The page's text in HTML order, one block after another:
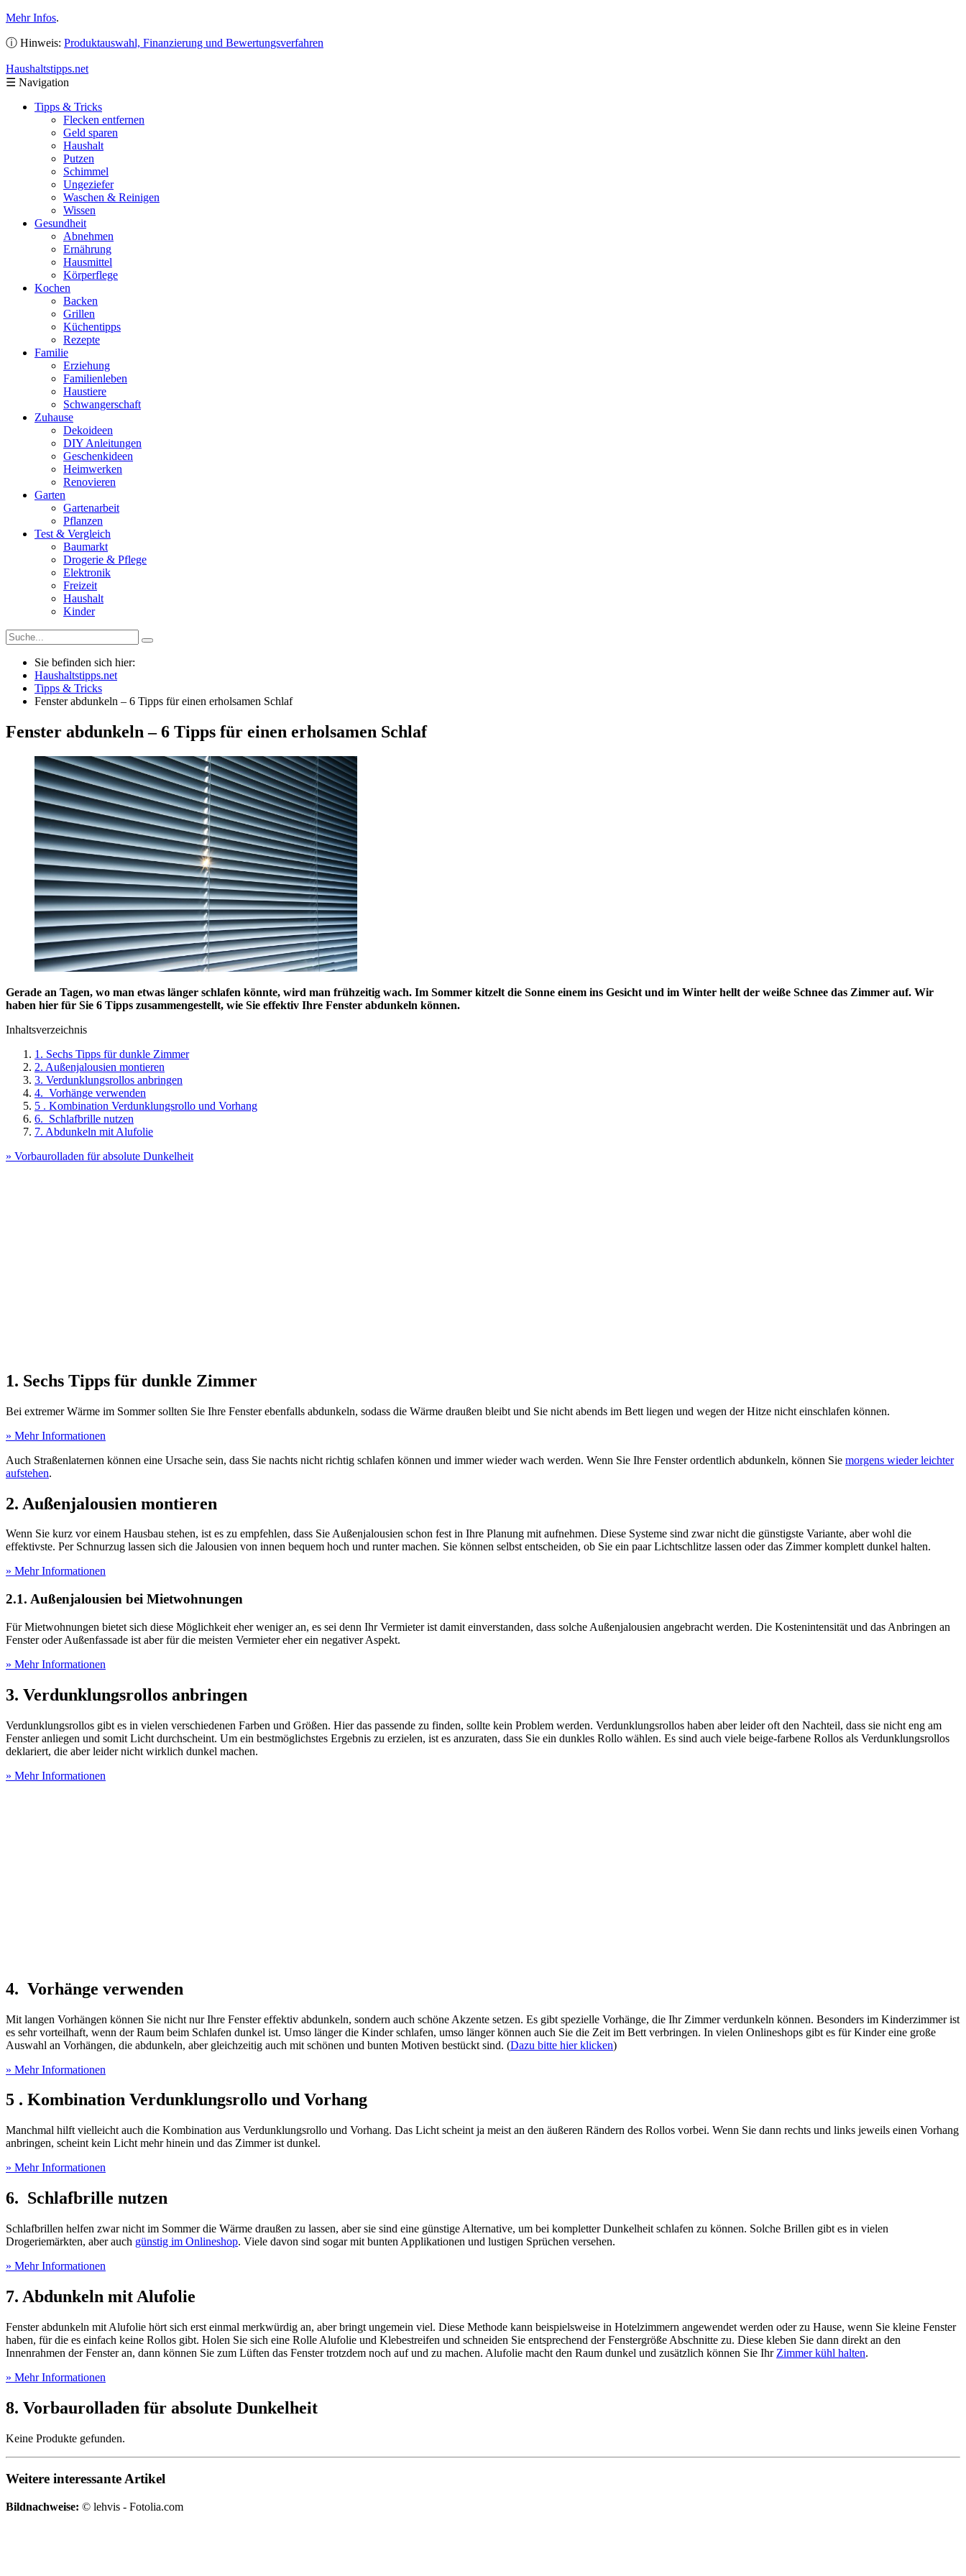
Mehr Infos.
ⓘ Hinweis: Produktauswahl, Finanzierung und Bewertungsverfahren
Haushaltstipps.net
☰ Navigation
Tipps & Tricks
Flecken entfernen
Geld sparen
Haushalt
Putzen
Schimmel
Ungeziefer
Waschen & Reinigen
Wissen
Gesundheit
Abnehmen
Ernährung
Hausmittel
Körperflege
Kochen
Backen
Grillen
Küchentipps
Rezepte
Familie
Erziehung
Familienleben
Haustiere
Schwangerschaft
Zuhause
Dekoideen
DIY Anleitungen
Geschenkideen
Heimwerken
Renovieren
Garten
Gartenarbeit
Pflanzen
Test & Vergleich
Baumarkt
Drogerie & Pflege
Elektronik
Freizeit
Haushalt
Kinder
Sie befinden sich hier:
Haushaltstipps.net
Tipps & Tricks
Fenster abdunkeln – 6 Tipps für einen erholsamen Schlaf
Fenster abdunkeln – 6 Tipps für einen erholsamen Schlaf
Gerade an Tagen, wo man etwas länger schlafen könnte, wird man frühzeitig wach. Im Sommer kitzelt die Sonne einem ins Gesicht und im Winter hellt der weiße Schnee das Zimmer auf. Wir
haben hier für Sie 6 Tipps zusammengestellt, wie Sie effektiv Ihre Fenster abdunkeln können.
Inhaltsverzeichnis
1. Sechs Tipps für dunkle Zimmer
2. Außenjalousien montieren
3. Verdunklungsrollos anbringen
4. Vorhänge verwenden
5 . Kombination Verdunklungsrollo und Vorhang
6. Schlafbrille nutzen
7. Abdunkeln mit Alufolie
» Vorbaurolladen für absolute Dunkelheit
1. Sechs Tipps für dunkle Zimmer
Bei extremer Wärme im Sommer sollten Sie Ihre Fenster ebenfalls abdunkeln, sodass die Wärme draußen bleibt und Sie nicht abends im Bett liegen und wegen der Hitze nicht einschlafen können.
» Mehr Informationen
Auch Straßenlaternen können eine Ursache sein, dass Sie nachts nicht richtig schlafen können und immer wieder wach werden. Wenn Sie Ihre Fenster ordentlich abdunkeln, können Sie morgens wieder leichter
aufstehen.
2. Außenjalousien montieren
Wenn Sie kurz vor einem Hausbau stehen, ist es zu empfehlen, dass Sie Außenjalousien schon fest in Ihre Planung mit aufnehmen. Diese Systeme sind zwar nicht die günstigste Variante, aber wohl die
effektivste. Per Schnurzug lassen sich die Jalousien von innen bequem hoch und runter machen. Sie können selbst entscheiden, ob Sie ein paar Lichtschlitze lassen oder das Zimmer komplett dunkel halten.
» Mehr Informationen
2.1. Außenjalousien bei Mietwohnungen
Für Mietwohnungen bietet sich diese Möglichkeit eher weniger an, es sei denn Ihr Vermieter ist damit einverstanden, dass solche Außenjalousien angebracht werden. Die Kostenintensität und das Anbringen an
Fenster oder Außenfassade ist aber für die meisten Vermieter eher ein negativer Aspekt.
» Mehr Informationen
3. Verdunklungsrollos anbringen
Verdunklungsrollos gibt es in vielen verschiedenen Farben und Größen. Hier das passende zu finden, sollte kein Problem werden. Verdunklungsrollos haben aber leider oft den Nachteil, dass sie nicht eng am
Fenster anliegen und somit Licht durchscheint. Um ein bestmöglichstes Ergebnis zu erzielen, ist es anzuraten, dass Sie ein dunkles Rollo wählen. Es sind auch viele beige-farbene Rollos als Verdunklungsrollos
deklariert, die aber leider nicht wirklich dunkel machen.
» Mehr Informationen
4. Vorhänge verwenden
Mit langen Vorhängen können Sie nicht nur Ihre Fenster effektiv abdunkeln, sondern auch schöne Akzente setzen. Es gibt spezielle Vorhänge, die Ihr Zimmer verdunkeln können. Besonders im Kinderzimmer ist
es sehr vorteilhaft, wenn der Raum beim Schlafen dunkel ist. Umso länger die Kinder schlafen, umso länger können auch Sie die Zeit im Bett verbringen. In vielen Onlineshops gibt es für Kinder eine große
Auswahl an Vorhängen, die abdunkeln, aber gleichzeitig auch mit schönen und bunten Motiven bestückt sind. (Dazu bitte hier klicken)
» Mehr Informationen
5 . Kombination Verdunklungsrollo und Vorhang
Manchmal hilft vielleicht auch die Kombination aus Verdunklungsrollo und Vorhang. Das Licht scheint ja meist an den äußeren Rändern des Rollos vorbei. Wenn Sie dann rechts und links jeweils einen Vorhang
anbringen, scheint kein Licht mehr hinein und das Zimmer ist dunkel.
» Mehr Informationen
6. Schlafbrille nutzen
Schlafbrillen helfen zwar nicht im Sommer die Wärme draußen zu lassen, aber sie sind eine günstige Alternative, um bei kompletter Dunkelheit schlafen zu können. Solche Brillen gibt es in vielen
Drogeriemärkten, aber auch günstig im Onlineshop. Viele davon sind sogar mit bunten Applikationen und lustigen Sprüchen versehen.
» Mehr Informationen
7. Abdunkeln mit Alufolie
Fenster abdunkeln mit Alufolie hört sich erst einmal merkwürdig an, aber bringt ungemein viel. Diese Methode kann beispielsweise in Hotelzimmern angewendet werden oder zu Hause, wenn Sie kleine Fenster
haben, für die es einfach keine Rollos gibt. Holen Sie sich eine Rolle Alufolie und Klebestreifen und schneiden Sie entsprechend der Fenstergröße Abschnitte zu. Diese kleben Sie dann direkt an den
Innenrahmen der Fenster an, dann können Sie zum Lüften das Fenster trotzdem noch auf und zu machen. Alufolie macht den Raum dunkel und zusätzlich können Sie Ihr Zimmer kühl halten.
» Mehr Informationen
8. Vorbaurolladen für absolute Dunkelheit
Keine Produkte gefunden.
Weitere interessante Artikel
Bildnachweise: © lehvis - Fotolia.com